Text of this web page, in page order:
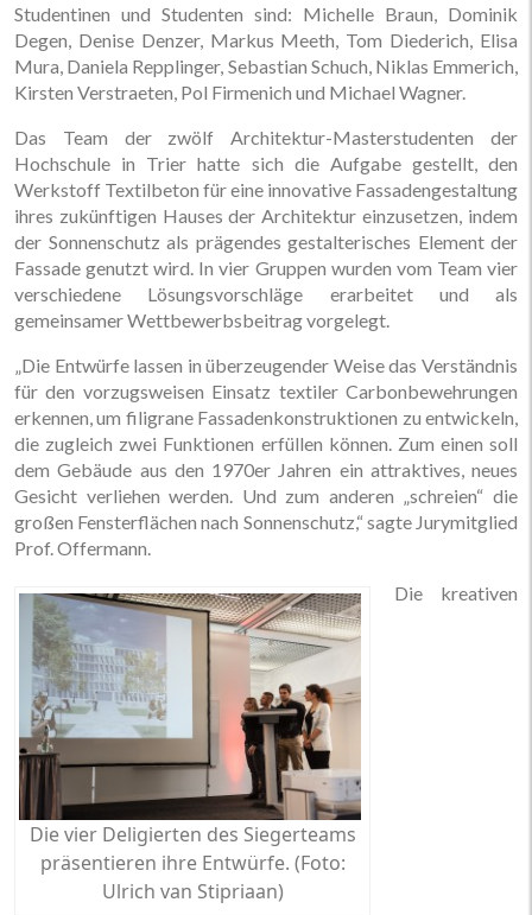
Studentinen und Studenten sind: Michelle Braun, Dominik
Degen, Denise Denzer, Markus Meeth, Tom Diederich, Elisa
Mura, Daniela Repplinger, Sebastian Schuch, Niklas Emmerich,
Kirsten Verstraeten, Pol Firmenich und Michael Wagner.
Das Team der zwölf Architektur-Masterstudenten der
Hochschule in Trier hatte sich die Aufgabe gestellt, den
Werkstoff Textilbeton für eine innovative Fassadengestaltung
ihres zukünftigen Hauses der Architektur einzusetzen, indem
der Sonnenschutz als prägendes gestalterisches Element der
Fassade genutzt wird. In vier Gruppen wurden vom Team vier
verschiedene Lösungsvorschläge erarbeitet und als
gemeinsamer Wettbewerbsbeitrag vorgelegt.
„Die Entwürfe lassen in überzeugender Weise das Verständnis
für den vorzugsweisen Einsatz textiler Carbonbewehrungen
erkennen, um filigrane Fassadenkon­struktionen zu entwickeln,
die zugleich zwei Funktionen erfüllen können. Zum einen soll
dem Gebäude aus den 1970er Jahren ein attraktives, neues
Gesicht verliehen werden. Und zum anderen „schreien“ die
großen Fensterflächen nach Sonnenschutz,“ sagte Jurymitglied
Prof. Offermann.
Die vier Deligierten des Siegerteams
präsentieren ihre Entwürfe. (Foto:
Ulrich van Stipriaan)
Die kreativen